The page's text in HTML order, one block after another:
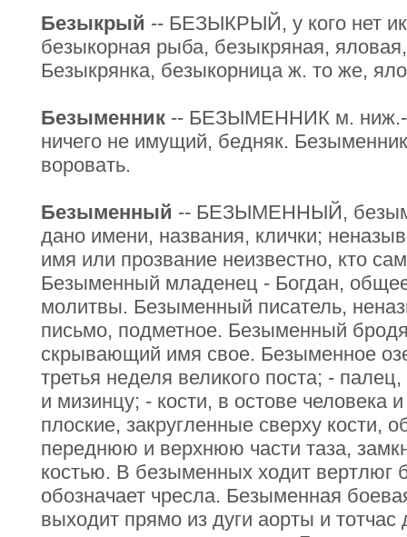
Безыкрый -- БЕЗЫКРЫЙ, у кого нет
безыкорная рыба, безыкряная,
Безыкрянка, безыкорница ж. то же,
Безыменник -- БЕЗЫМЕННИК м. ниж.-
ничего не имущий, бедняк.
воровать.
Безыменный -- БЕЗЫМЕННЫЙ,
дано имени, названия, клички;
имя или прозвание неизвестно, кто
Безыменный младенец - Богдан,
молитвы. Безыменный писатель,
письмо, подметное. Безыменный
скрывающий имя свое. Безыменное
третья неделя великого поста; -
и мизинцу; - кости, в остове человека
плоские, закругленные сверху кости,
переднюю и верхнюю части таза,
костью. В безыменных ходит вертлюг
обозначает чресла. Безыменная
выходит прямо из дуги аорты и